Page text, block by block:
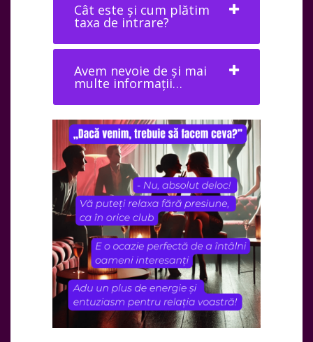
Cât este și cum plătim
taxa de intrare?
Avem nevoie de și mai
multe informații…